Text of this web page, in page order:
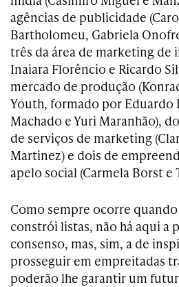
agências de publicidade
Bartholomeu, Gabriela
três da área de marketing de
Inaiara Florêncio e Ricardo
mercado de produção
Youth, formado por Eduardo
Machado e Yuri Maranhão),
de serviços de marketing
Martinez) e dois de
apelo social (Carmela Borst e
Como sempre ocorre
constrói listas, não há aqui a
consenso, mas, sim, a de
prosseguir em empreitadas
poderão lhe garantir um